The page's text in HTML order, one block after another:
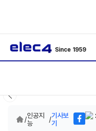
Since 1959
/인공지
능
/기사보
기